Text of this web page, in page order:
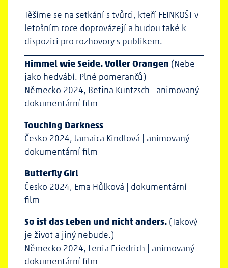
Těšíme se na setkání s tvůrci, kteří FEINKOŠT v
letošním roce doprovázejí a budou také k
dispozici pro rozhovory s publikem.
Himmel wie Seide. Voller Orangen (Nebe
jako hedvábí. Plné pomerančů)
Německo 2024, Betina Kuntzsch | animovaný
dokumentární film
Touching Darkness
Česko 2024, Jamaica Kindlová | animovaný
dokumentární film
Butterfly Girl
Česko 2024, Ema Hůlková | dokumentární
film
So ist das Leben und nicht anders. (Takový
je život a jiný nebude.)
Německo 2024, Lenia Friedrich | animovaný
dokumentární film